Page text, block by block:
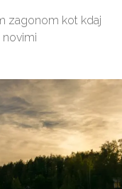
zagonom kot kdaj